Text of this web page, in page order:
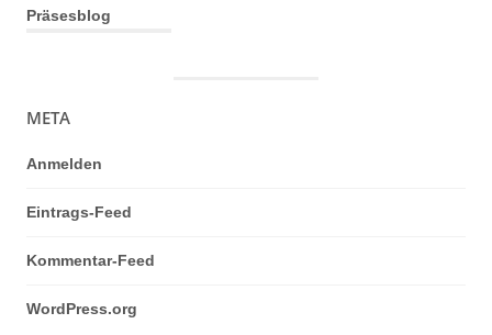
Präsesblog
META
Anmelden
Eintrags-Feed
Kommentar-Feed
WordPress.org